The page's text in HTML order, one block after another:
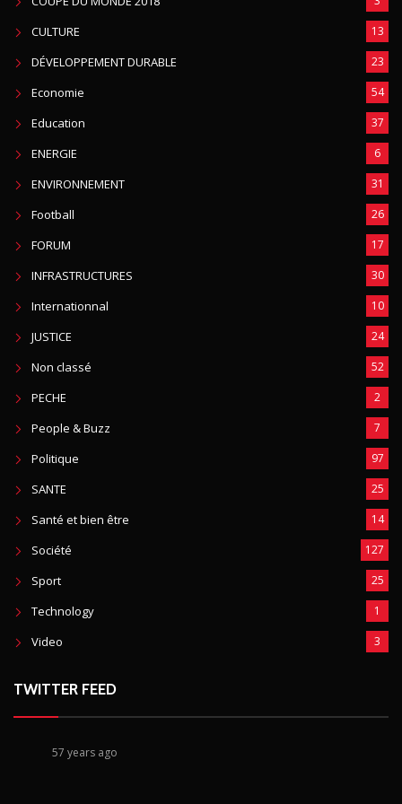
CULTURE 13
DÉVELOPPEMENT DURABLE 23
Economie 54
Education 37
ENERGIE 6
ENVIRONNEMENT 31
Football 26
FORUM 17
INFRASTRUCTURES 30
Internationnal 10
JUSTICE 24
Non classé 52
PECHE 2
People & Buzz 7
Politique 97
SANTE 25
Santé et bien être 14
Société 127
Sport 25
Technology 1
Video 3
TWITTER FEED
57 years ago